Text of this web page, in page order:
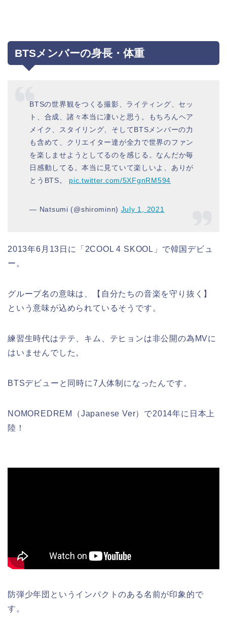
BTSメンバーの身長・体重
BTSの世界観をつくる撮影、ライティング、セッ
ト、合成、諸々本当に凄いと思う。もちろんヘア
メイク、スタイリング、そしてBTSメンバーの力
も含めて、クリエイター達が全力で世界のファン
を楽しませようとしてるのを感じる。なんだか毎
日感動してる。本当に見ていて楽しいよ、ありが
とうBTS。 pic.twitter.com/5XFgnRM594
— Natsumi (@shirominn) July 1, 2021
2013年6月13日に「2COOL 4 SKOOL」で韓国デビュ
ー。
グループ名の意味は、【自分たちの音楽を守り抜く】
という意味が込められているそうです。
練習生時代はテテ、キム、テヒョンは非公開の為MVに
はいませんでした。
BTSデビューと同時に7人体制になったんです。
NOMOREDREM（Japanese Ver）で2014年に日本上
陸！
防弾少年団というインパクトのある名前が印象的で
す。